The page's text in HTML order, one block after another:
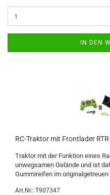
IN DEN
RC-Traktor mit Frontlader
Traktor mit der Funktion eines
unwegsamen Gelände und ist
Gummireifen im originalgetreuen
Art.Nr.: T907347